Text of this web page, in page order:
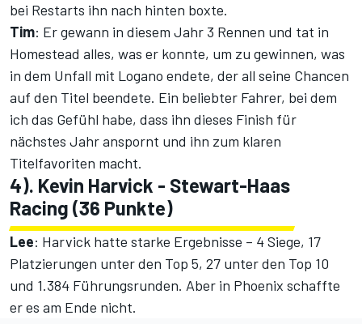
bei Restarts ihn nach hinten boxte.
Tim: Er gewann in diesem Jahr 3 Rennen und tat in
Homestead alles, was er konnte, um zu gewinnen, was
in dem Unfall mit Logano endete, der all seine Chancen
auf den Titel beendete. Ein beliebter Fahrer, bei dem
ich das Gefühl habe, dass ihn dieses Finish für
nächstes Jahr anspornt und ihn zum klaren
Titelfavoriten macht.
4). Kevin Harvick - Stewart-Haas
Racing (36 Punkte)
Lee: Harvick hatte starke Ergebnisse – 4 Siege, 17
Platzierungen unter den Top 5, 27 unter den Top 10
und 1.384 Führungsrunden. Aber in Phoenix schaffte
er es am Ende nicht.